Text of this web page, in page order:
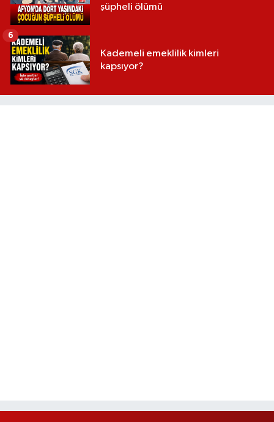
şüpheli ölümü
Kademeli emeklilik kimleri
kapsıyor?
6